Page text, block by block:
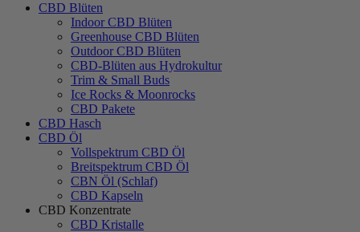
CBD Blüten
Indoor CBD Blüten
Greenhouse CBD Blüten
Outdoor CBD Blüten
CBD-Blüten aus Hydrokultur
Trim & Small Buds
Ice Rocks & Moonrocks
CBD Pakete
CBD Hasch
CBD Öl
Vollspektrum CBD Öl
Breitspektrum CBD Öl
CBN Öl (Schlaf)
CBD Kapseln
CBD Konzentrate
CBD Kristalle